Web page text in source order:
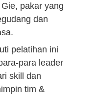
pakar yang
dan
pelatihan ini
para leader
skill dan
tim &